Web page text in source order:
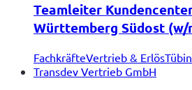
Teamleiter
Württemberg Südost (w/
FachkräfteVertrieb & Erlös
Transdev Vertrieb GmbH